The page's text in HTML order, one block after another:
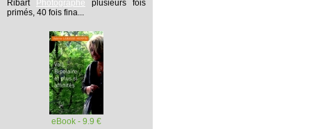
Ribart
Photographe plusieurs fois
primés, 40 fois fina...
eBook - 9.9 €